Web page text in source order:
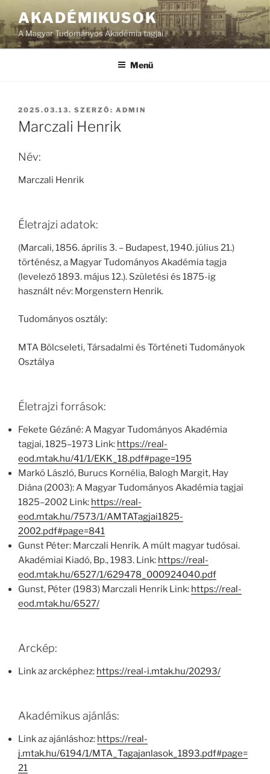
AKADÉMIKUSOK
A Magyar Tudományos Akadémia tagjai
Menü
BEKÜLDVE:
2025.03.13. SZERZŐ: ADMIN
Marczali Henrik
Név:
Marczali Henrik
Életrajzi adatok:
(Marcali, 1856. április 3. – Budapest, 1940. július 21.)
történész, a Magyar Tudományos Akadémia tagja
(levelező 1893. május 12.). Születési és 1875-ig
használt név: Morgenstern Henrik.
Tudományos osztály:
MTA Bölcseleti, Társadalmi és Történeti Tudományok
Osztálya
Életrajzi források:
Fekete Gézáné: A Magyar Tudományos Akadémia
tagjai, 1825–1973 Link: https://real-
eod.mtak.hu/41/1/EKK_18.pdf#page=195
Markó László, Burucs Kornélia, Balogh Margit, Hay
Diána (2003): A Magyar Tudományos Akadémia tagjai
1825–2002 Link: https://real-
eod.mtak.hu/7573/1/AMTATagjai1825-
2002.pdf#page=841
Gunst Péter: Marczali Henrik. A múlt magyar tudósai.
Akadémiai Kiadó, Bp., 1983. Link: https://real-
eod.mtak.hu/6527/1/629478_000924040.pdf
Gunst, Péter (1983) Marczali Henrik Link: https://real-
eod.mtak.hu/6527/
Arckép:
Link az arcképhez: https://real-i.mtak.hu/20293/
Akadémikus ajánlás:
Link az ajánláshoz: https://real-
j.mtak.hu/6194/1/MTA_Tagajanlasok_1893.pdf#page=
21